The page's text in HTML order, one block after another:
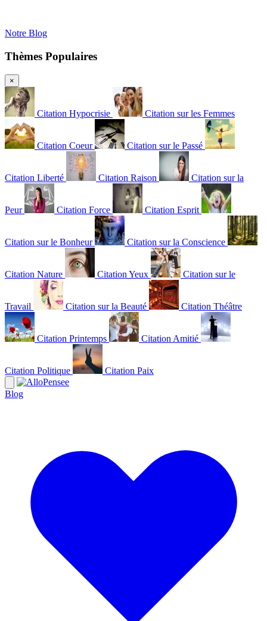
Notre Blog
Thèmes Populaires
×
Citation Hypocrisie Citation sur les Femmes
Citation Coeur Citation sur le Passé
Citation Liberté Citation Raison Citation sur la
Peur Citation Force Citation Esprit
Citation sur le Bonheur Citation sur la Conscience
Citation Nature Citation Yeux Citation sur le
Travail Citation sur la Beauté Citation Théâtre
Citation Printemps Citation Amitié
Citation Politique Citation Paix
Blog